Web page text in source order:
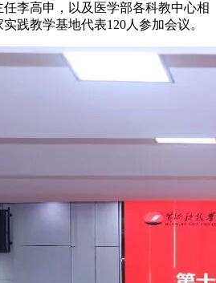
李高申，以及医学部各科教中心相
践教学基地代表120人参加会议。